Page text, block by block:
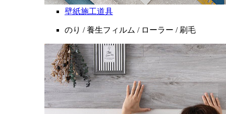
壁紙施工道具
のり / 養生フィルム / ローラー / 刷毛